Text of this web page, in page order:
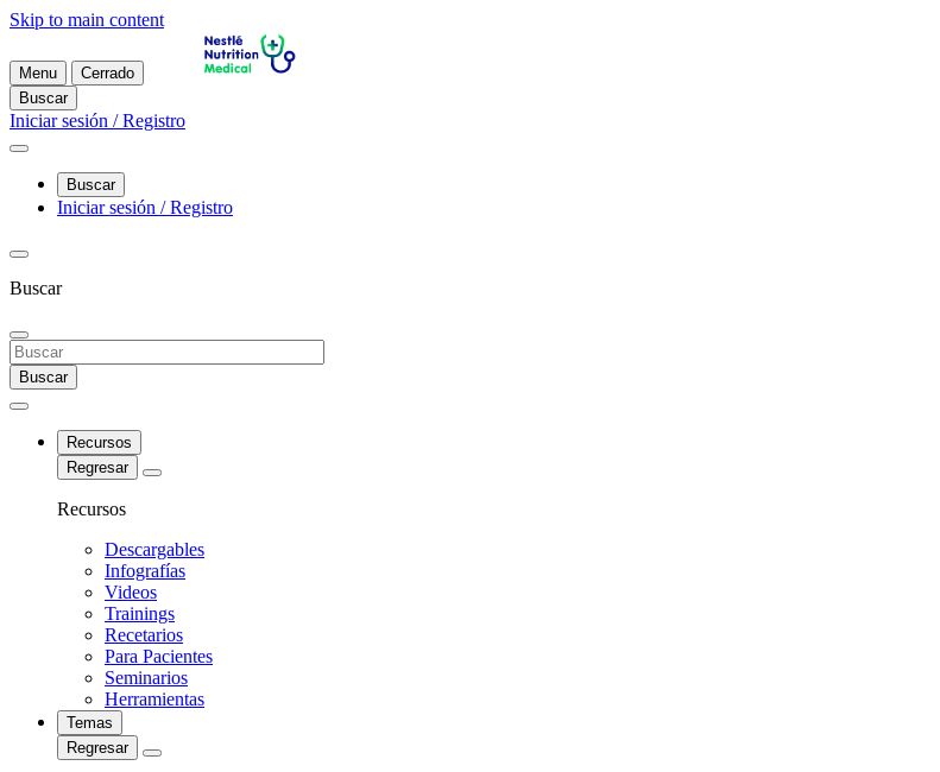
Skip to main content
Menu
Cerrado
Buscar
Iniciar sesión / Registro
Buscar
Iniciar sesión / Registro
Buscar
Buscar
Recursos
Regresar
Recursos
Descargables
Infografías
Videos
Trainings
Recetarios
Para Pacientes
Seminarios
Herramientas
Temas
Regresar